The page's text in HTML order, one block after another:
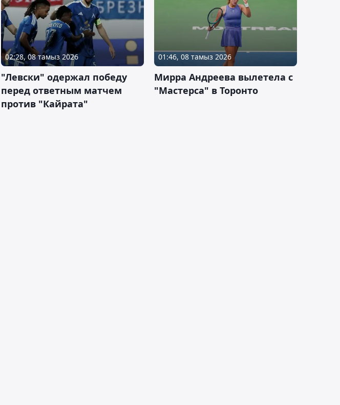
02:28, 08 тамыз 2026
"Левски" одержал победу
перед ответным матчем
против "Кайрата"
01:46, 08 тамыз 2026
Мирра Андреева вылетела с
"Мастерса" в Торонто